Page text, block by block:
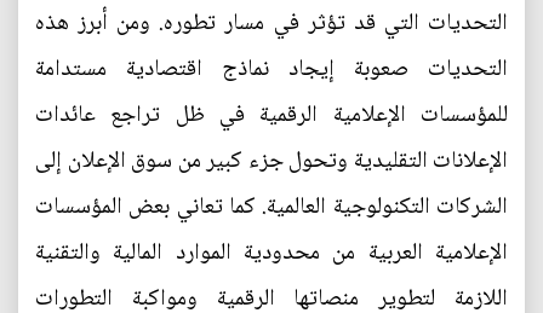
التحديات التي قد تؤثر في مسار تطوره. ومن أبرز هذه
التحديات صعوبة إيجاد نماذج اقتصادية مستدامة
للمؤسسات الإعلامية الرقمية في ظل تراجع عائدات
الإعلانات التقليدية وتحول جزء كبير من سوق الإعلان إلى
الشركات التكنولوجية العالمية. كما تعاني بعض المؤسسات
الإعلامية العربية من محدودية الموارد المالية والتقنية
اللازمة لتطوير منصاتها الرقمية ومواكبة التطورات